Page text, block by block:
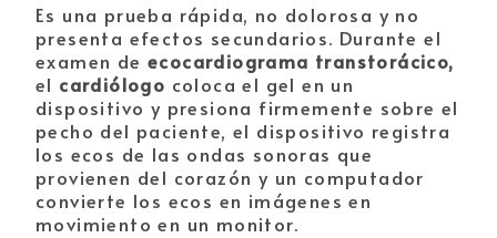
Es una prueba rápida, no dolorosa y no
presenta efectos secundarios. Durante el
examen deecocardiograma transtorácico,
el cardiólogo coloca el gel en un
dispositivo y presiona firmemente sobre el
pecho del paciente, el dispositivo registra
los ecos de las ondas sonoras que
provienen del corazón y un computador
convierte los ecos en imágenes en
movimiento en un monitor.